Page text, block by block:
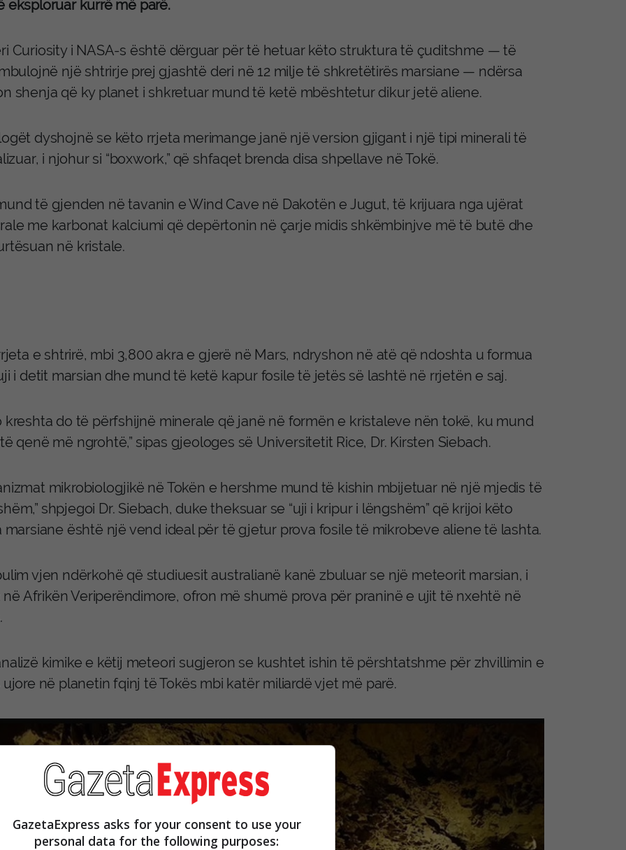
eksploruar kurrë më parë.
Curiosity i NASA-s është dërguar për të hetuar këto struktura të çuditshme — të
një shtrirje prej gjashtë deri në 12 milje të shkretëtirës marsiane — ndërsa
shenja që ky planet i shkretuar mund të ketë mbështetur dikur jetë aliene.
dyshojnë se këto rrjeta merimange janë një version gjigant i një tipi minerali të
i njohur si “boxwork,” që shfaqet brenda disa shpellave në Tokë.
të gjenden në tavanin e Wind Cave në Dakotën e Jugut, të krijuara nga ujërat
me karbonat kalciumi që depërtonin në çarje midis shkëmbinjve më të butë dhe
në kristale.
e shtrirë, mbi 3,800 akra e gjerë në Mars, ndryshon në atë që ndoshta u formua
i detit marsian dhe mund të ketë kapur fosile të jetës së lashtë në rrjetën e saj.
kreshta do të përfshijnë minerale që janë në formën e kristaleve nën tokë, ku mund
qenë më ngrohtë,” sipas gjeologes së Universitetit Rice, Dr. Kirsten Siebach.
mikrobiologjikë në Tokën e hershme mund të kishin mbijetuar në një mjedis të
shpjegoi Dr. Siebach, duke theksuar se “uji i kripur i lëngshëm” që krijoi këto
marsiane është një vend ideal për të gjetur prova fosile të mikrobeve aliene të lashta.
vjen ndërkohë që studiuesit australianë kanë zbuluar se një meteorit marsian, i
në Afrikën Veriperëndimore, ofron më shumë prova për praninë e ujit të nxehtë në
kimike e këtij meteori sugjeron se kushtet ishin të përshtatshme për zhvillimin e
në planetin fqinj të Tokës mbi katër miliardë vjet më parë.
GazetaExpress asks for your consent to use your
personal data for the following purposes: